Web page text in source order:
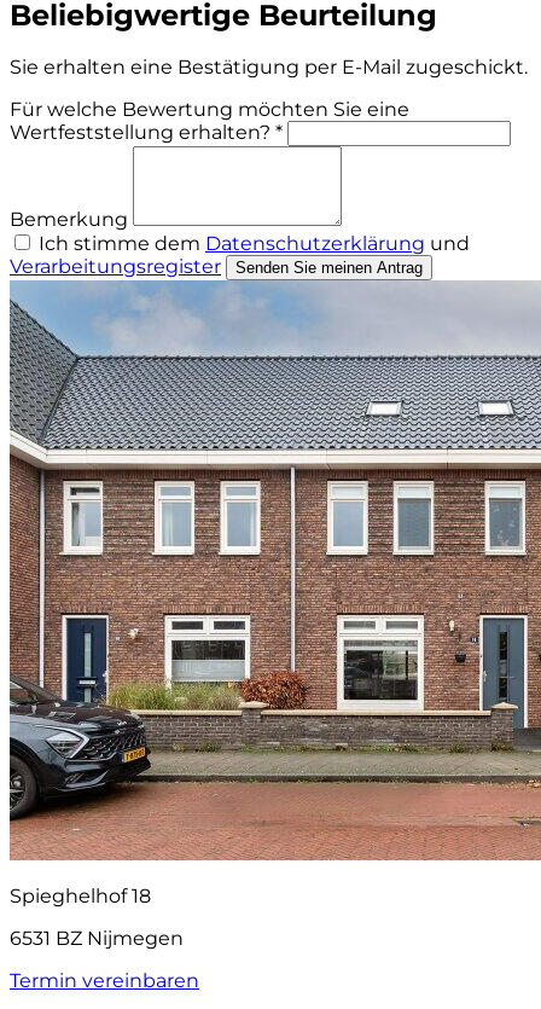
Beliebigwertige Beurteilung
Sie erhalten eine Bestätigung per E-Mail zugeschickt.
Für welche Bewertung möchten Sie eine
Wertfeststellung erhalten? *
Bemerkung
Ich stimme dem Datenschutzerklärung und
Verarbeitungsregister
Senden Sie meinen Antrag
Spieghelhof 18
6531 BZ Nijmegen
Termin vereinbaren